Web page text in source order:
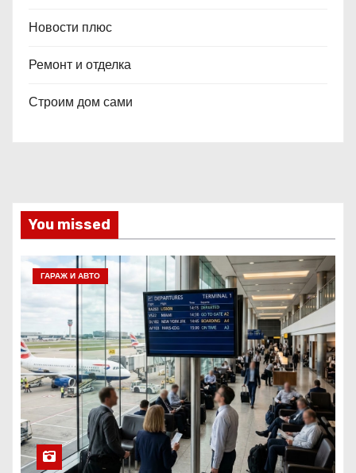
Новости плюс
Ремонт и отделка
Строим дом сами
You missed
ГАРАЖ И АВТО